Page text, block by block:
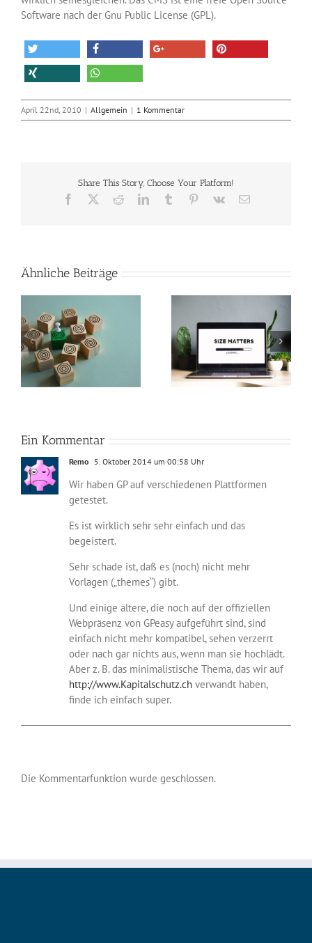
Software nach der Gnu Public License (GPL).
April 22nd, 2010 | Allgemein | 1 Kommentar
Share This Story, Choose Your Platform!
Facebook RedditLinkedInTumblr Pinterest
Vk
E-
Ähnliche Beiträge
So verkleinerst du
Bilder in Photoshop
und machst deine
Webseite schneller
Perfekte Video-
Beleuchtung mit nur
zwei Lichtquellen
Ein Kommentar
Remo 5. Oktober 2014 um 00:58 Uhr
Wir haben GP auf verschiedenen Plattformen
getestet.
Es ist wirklich sehr sehr einfach und das
begeistert.
Sehr schade ist, daß es (noch) nicht mehr
Vorlagen („themes“) gibt.
Und einige ältere, die noch auf der offiziellen
Webpräsenz von GPeasy aufgeführt sind, sind
einfach nicht mehr kompatibel, sehen verzerrt
oder nach gar nichts aus, wenn man sie hochlädt.
Aber z. B. das minimalistische Thema, das wir auf
http://www.Kapitalschutz.ch verwandt haben,
finde ich einfach super.
Die Kommentarfunktion wurde geschlossen.